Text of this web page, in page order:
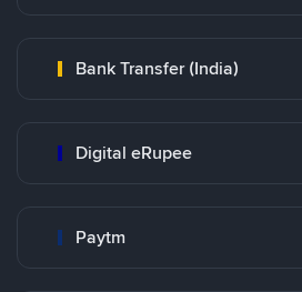
Bank Transfer (India)
Digital eRupee
Paytm